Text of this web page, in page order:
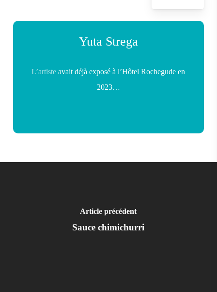
Yuta Strega
L’artiste avait déjà exposé à l’Hôtel Rochegude en
2023…
Article précédent
Sauce chimichurri